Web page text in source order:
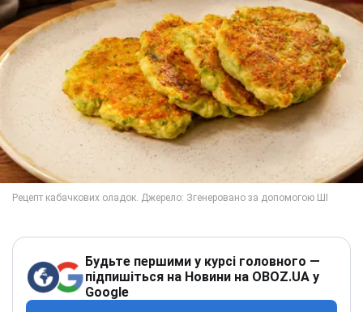
Будьте першими у курсі головного —
підпишіться на Новини на OBOZ.UA у
Google